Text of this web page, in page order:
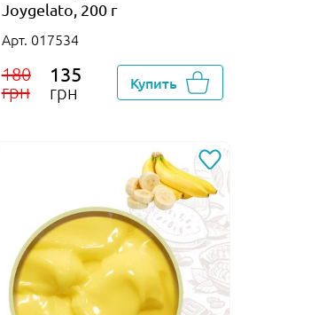
Joygelato, 200 г
Арт. 017534
180
грн
135
грн Купить